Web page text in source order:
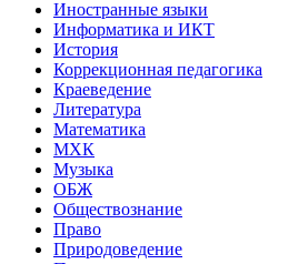
Иностранные языки
Информатика и ИКТ
История
Коррекционная педагогика
Краеведение
Литература
Математика
МХК
Музыка
ОБЖ
Обществознание
Право
Природоведение